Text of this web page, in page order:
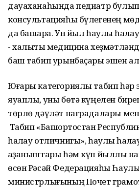
дауаханаһында педиатр
консультацияһы бүлегенең
да башҡара. Ун йыл һаулыҡ
- халыҡты медицина
баш табип урынбаҫары эшен
Юғары категориялы табип һәр
яуаплы, уны бөтә күңелен
төрлө дәүләт наградалары
Табип «Башҡортостан
һаҡлау отличнигы», һаулыҡ
ҡаҙаныштары һәм күп йыллыҡ
өсөн Рәсәй Федерацияһы Һаулыҡ
министрлығының Почет